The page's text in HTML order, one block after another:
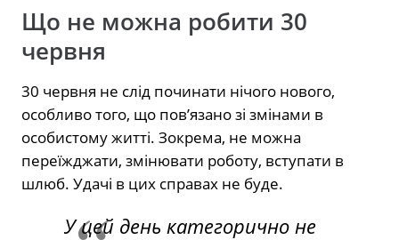
Що не можна робити 30
червня
30 червня не слід починати нічого нового,
особливо того, що пов’язано зі змінами в
особистому житті. Зокрема, не можна
переїжджати, змінювати роботу, вступати в
шлюб. Удачі в цих справах не буде.
У цей день категорично не